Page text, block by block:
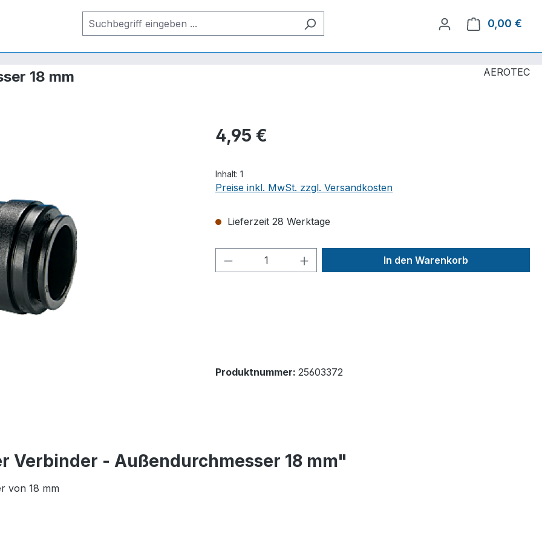
0,00 €
18 mm AEROTEC
4,95 €
Inhalt: 1
Preise inkl. MwSt. zzgl. Versandkosten
Lieferzeit 28 Werktage
Produkt Anzahl: Gib den gewünschten Wert
In den Warenkorb
Produktnummer: 25603372
Verbinder - Außendurchmesser 18 mm"
von 18 mm